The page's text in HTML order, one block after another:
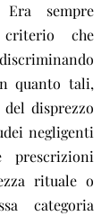
Era sempre
che
quanto tali,
disprezzo
negligenti
prescrizioni
rituale o
categoria